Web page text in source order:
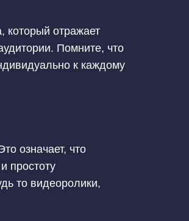
который отражает
Помните, что
к каждому
означает, что
простоту
то видеоролики,